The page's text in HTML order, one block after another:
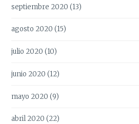
septiembre 2020 (13)
agosto 2020 (15)
julio 2020 (10)
junio 2020 (12)
mayo 2020 (9)
abril 2020 (22)